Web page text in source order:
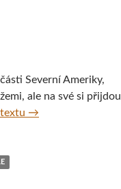
Severní Ameriky,
ale na své si přijdou
Tajuplné Mexiko
→